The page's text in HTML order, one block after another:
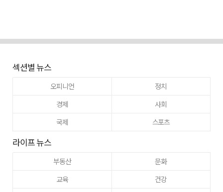
섹션별 뉴스
오피니언
정치
경제
사회
국제
스포츠
라이프 뉴스
부동산
문화
교육
건강